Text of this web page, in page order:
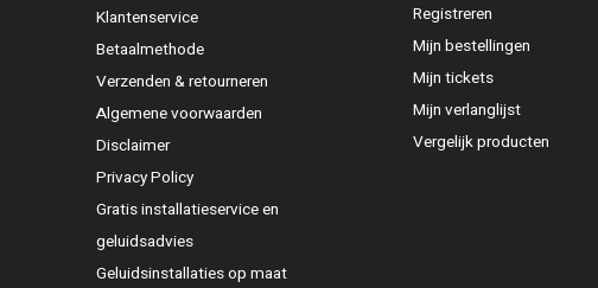
Klantenservice
Betaalmethode
Verzenden & retourneren
Algemene voorwaarden
Disclaimer
Privacy Policy
Gratis installatieservice en
geluidsadvies
Geluidsinstallaties op maat
Registreren
Mijn bestellingen
Mijn tickets
Mijn verlanglijst
Vergelijk producten